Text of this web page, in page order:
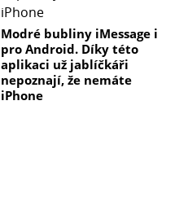
Modré bubliny iMessage i
pro Android. Díky této
aplikaci už jablíčkáři
nepoznají, že nemáte
iPhone